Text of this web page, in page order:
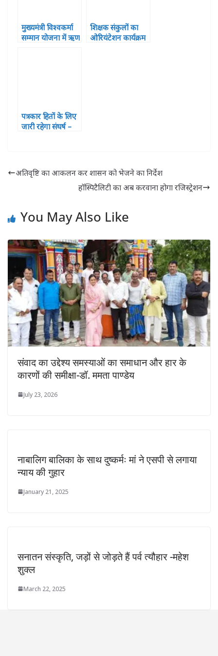
मुख्यमंत्री विश्वकर्मा
सम्मान योजना में ऋण
शिक्षक संकुलों का
ओरियंटेशन कार्यक्रम
पत्रकार हितों के लिए
जारी रहेगा संघर्ष –
अतिवृष्टि का आकलन कर शासन को भेजने का निर्देश
हॉस्पिटैलिटी का अब करवाना होगा रजिस्ट्रेशन
You May Also Like
संवाद का उद्देश्य समस्याओं का समाधान और हार के
कारणों की समीक्षा-डॉ. ममता पाण्डेय
July 23, 2026
नाबालिग बालिका के साथ दुष्कर्मः मां ने एसपी से लगाया
न्याय की गुहार
January 21, 2025
सनातन संस्कृति, जड़ों से जोड़ते हैं पर्व त्यौहार -महेश
शुक्ल
March 22, 2025